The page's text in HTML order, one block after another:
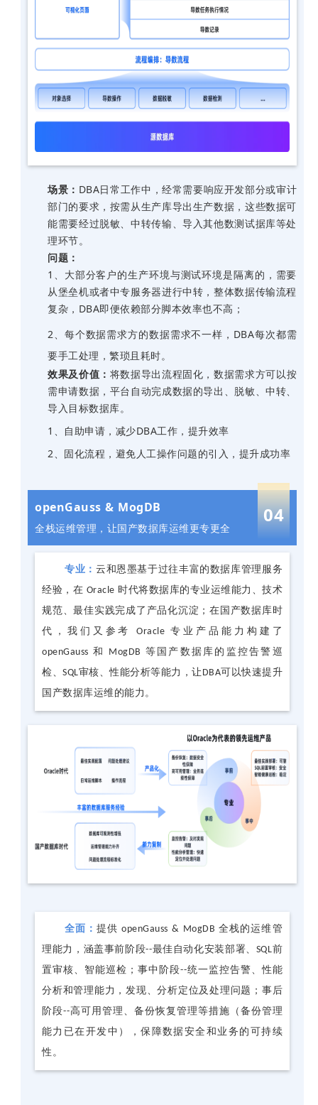
场景： DBA日常工作中，经常需要响应开发部分或审计
部门的要求，按需从生产库导出生产数据，这些数据可
能需要经过脱敏、中转传输、导入其他数测试据库等处
理环节。
问题：
1、大部分客户的生产环境与测试环境是隔离的，需要
从堡垒机或者中专服务器进行中转，整体数据传输流程
复杂， DBA即便依赖部分脚本效率也不高；
2、每个数据需求方的数据需求不一样， DBA每次都需
要手工处理，繁琐且耗时。
效果及价值： 将数据导出流程固化，数据需求方可以按
需申请数据，平台自动完成数据的导出、脱敏、中转、
导入目标数据库。
1、自助申请，减少DBA工作，提升效率
2、固化流程，避免人工操作问题的引入，提升成功率
openGauss & MogDB
全栈运维管理，让国产数据库运维更专更全
04
专业： 云和恩墨基于过往丰富的数据库管理服务
经验，在 Oracle 时代将数据库的专业运维能力、技术
规范、最佳实践完成了产品化沉淀；在国产数据库时
代，我们又参考 Oracle 专业产品能力构建了
openGauss 和 MogDB 等国产数据库的监控告警巡
检、SQL审核、性能分析等能力，让DBA可以快速提升
国产数据库运维的能力。
全面：提供 openGauss & MogDB 全栈的运维管
理能力，涵盖事前阶段--最佳自动化安装部署、SQL前
置审核、智能巡检；事中阶段--统一监控告警、性能
分析和管理能力，发现、分析定位及处理问题；事后
阶段--高可用管理、备份恢复管理等措施（备份管理
能力已在开发中），保障数据安全和业务的可持续
性。